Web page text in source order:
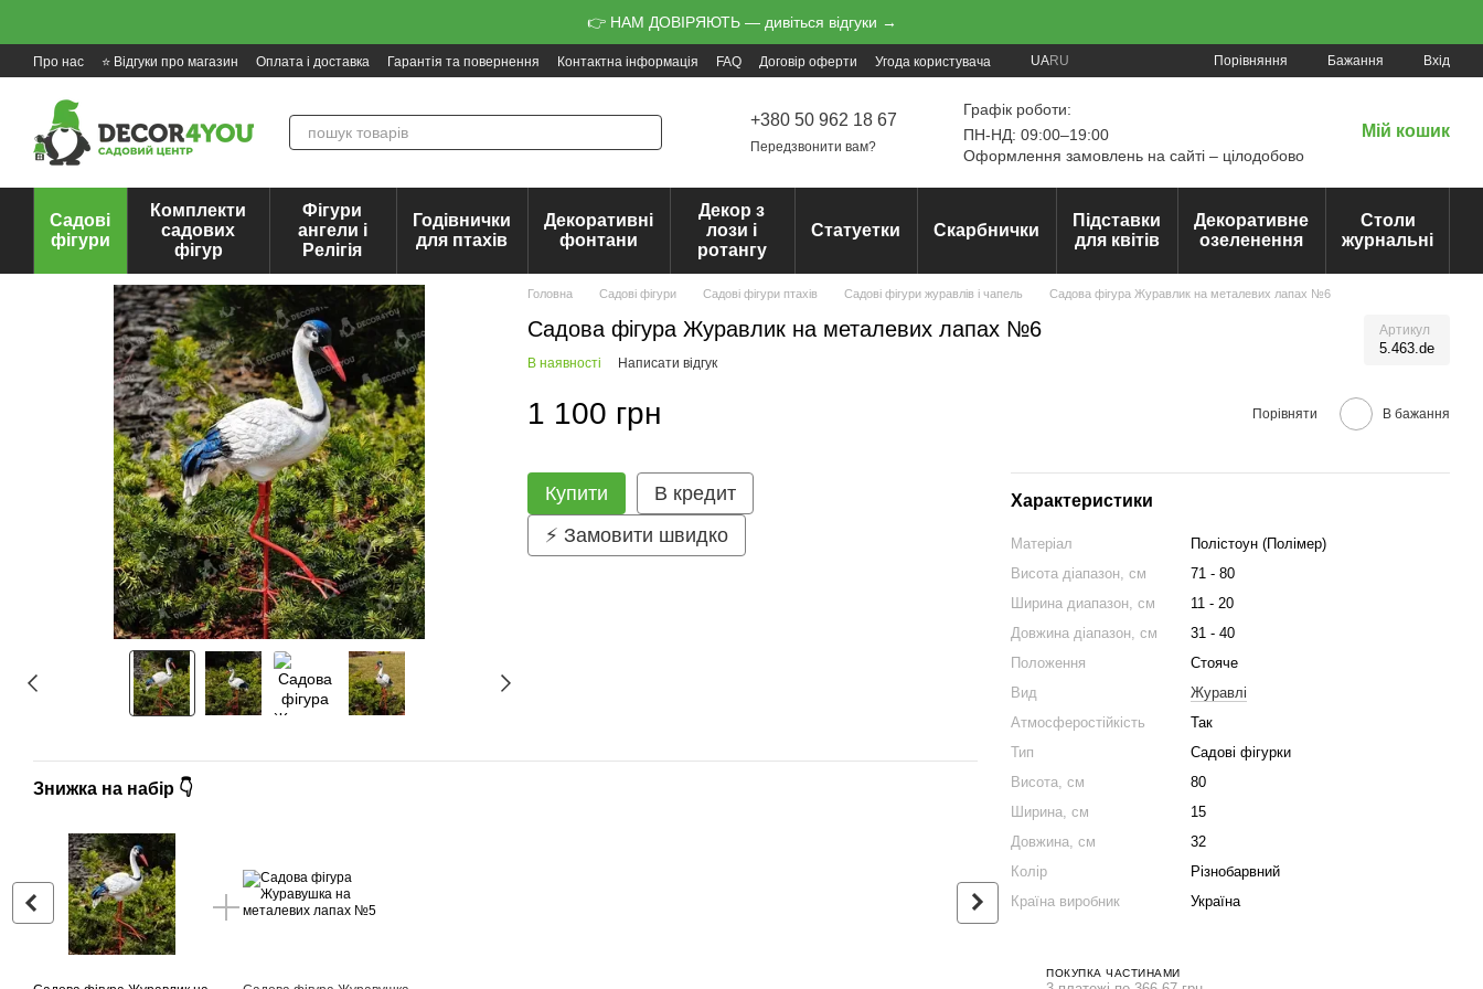
👉 НАМ ДОВІРЯЮТЬ — дивіться відгуки →
Про нас ⭐ Відгуки про магазин Оплата і доставка Гарантія та повернення Контактна інформація FAQ Договір оферти Угода користувача UARU Порівняння Бажання Вхід
+380 50 962 18 67
Передзвонити вам?
Графік роботи:
ПН-НД: 09:00–19:00
Оформлення замовлень на сайті – цілодобово
Мій кошик
Садові
фігури
Комплекти
садових
фігур
Фігури
ангели і
Релігія
Годівнички
для птахів
Декоративні
фонтани
Декор з
лози і
ротангу
Статуетки Скарбнички
Підставки
для квітів
Декоративне
озеленення
Столи
журнальні
Головна Садові фігури Садові фігури птахів Садові фігури журавлів і чапель Садова фігура Журавлик на металевих лапах №6
Садова фігура Журавлик на металевих лапах №6 Артикул
5.463.de
В наявності Написати відгук
1 100 грн Порівняти В бажання
Купити
В кредит
⚡ Замовити швидко
Характеристики
Матеріал
Полістоун (Полімер)
Висота діапазон, см
71 - 80
Ширина диапазон, см
11 - 20
Довжина діапазон, см
31 - 40
Положення
Стояче
Вид
Журавлі
Атмосферостійкість
Так
Тип
Садові фігурки
Висота, см
80
Ширина, см
15
Довжина, см
32
Колір
Різнобарвний
Країна виробник
Україна
ПОКУПКА ЧАСТИНАМИ
Знижка на набір 👇 Знижка на набір 👇